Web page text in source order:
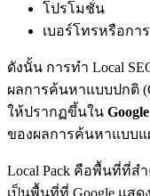
โปรโมชั่น
เบอร์โทรหรือกา
ดังนั้น การทำ Local
ผลการค้นหาแบบปกติ
ให้ปรากฏขึ้นใน
ของผลการค้นหาแบบแ
Local Pack คือพื้นที่ที่